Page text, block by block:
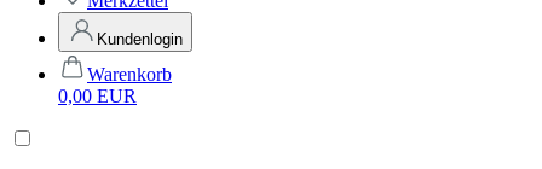
Kundenlogin
Warenkorb
0,00 EUR